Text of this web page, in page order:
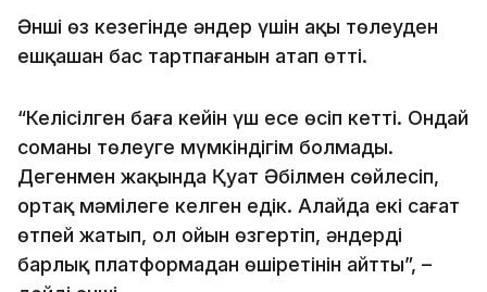
Әнші өз кезегінде әндер үшін ақы төлеуден
ешқашан бас тартпағанын атап өтті.
“Келісілген баға кейін үш есе өсіп кетті. Ондай
соманы төлеуге мүмкіндігім болмады.
Дегенмен жақында Қуат Әбілмен сөйлесіп,
ортақ мәмілеге келген едік. Алайда екі сағат
өтпей жатып, ол ойын өзгертіп, әндерді
барлық платформадан өшіретінін айтты”, –